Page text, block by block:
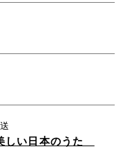
しい日本のうた